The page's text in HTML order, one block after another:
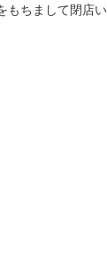
ちまして閉店